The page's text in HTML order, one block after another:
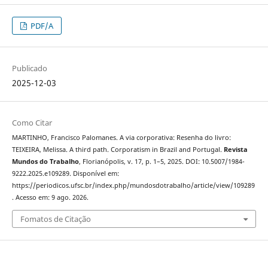
PDF/A
Publicado
2025-12-03
Como Citar
MARTINHO, Francisco Palomanes. A via corporativa: Resenha do livro:
TEIXEIRA, Melissa. A third path. Corporatism in Brazil and Portugal. Revista
Mundos do Trabalho, Florianópolis, v. 17, p. 1–5, 2025. DOI: 10.5007/1984-
9222.2025.e109289. Disponível em:
https://periodicos.ufsc.br/index.php/mundosdotrabalho/article/view/109289
. Acesso em: 9 ago. 2026.
Fomatos de Citação